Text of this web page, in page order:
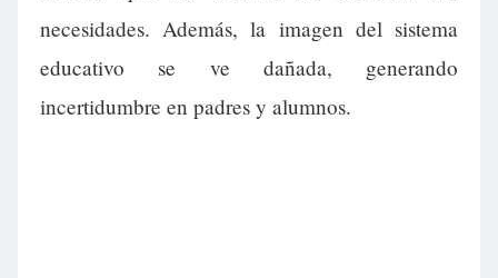
necesidades. Además, la imagen del sistema
educativo se ve dañada, generando
incertidumbre en padres y alumnos.